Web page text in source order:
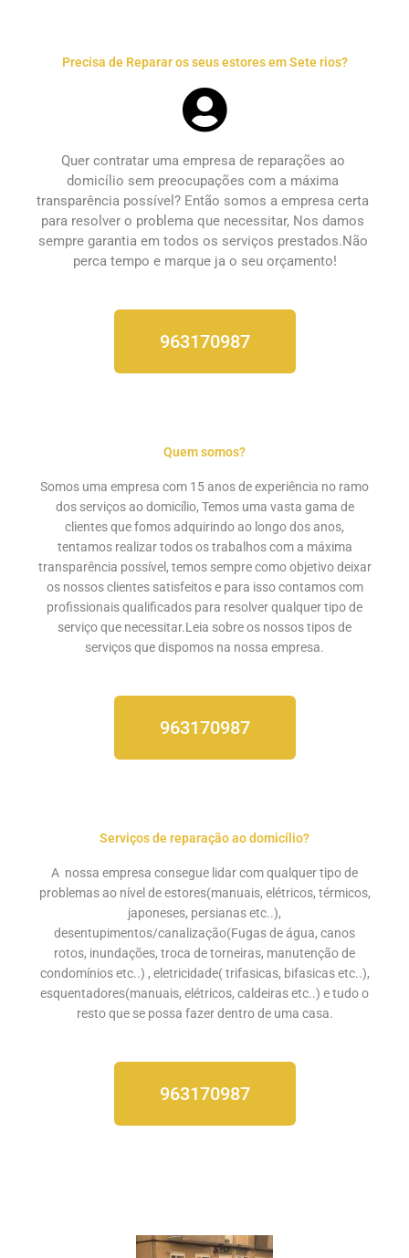
Precisa de Reparar os seus estores em Sete rios?
Quer contratar uma empresa de reparações ao
domicílio sem preocupações com a máxima
transparência possível? Então somos a empresa certa
para resolver o problema que necessitar, Nos damos
sempre garantia em todos os serviços prestados.Não
perca tempo e marque ja o seu orçamento!
963170987
Quem somos?
Somos uma empresa com 15 anos de experiência no ramo
dos serviços ao domicílio, Temos uma vasta gama de
clientes que fomos adquirindo ao longo dos anos,
tentamos realizar todos os trabalhos com a máxima
transparência possível, temos sempre como objetivo deixar
os nossos clientes satisfeitos e para isso contamos com
profissionais qualificados para resolver qualquer tipo de
serviço que necessitar.Leia sobre os nossostipos de
serviçosque dispomos na nossa empresa.
963170987
Serviços de reparação ao domicílio?
A nossa empresa consegue lidar com qualquer tipo de
problemas ao nível de estores(manuais, elétricos, térmicos,
japoneses, persianas etc..),
desentupimentos/canalização(Fugas de água, canos
rotos, inundações, troca de torneiras, manutenção de
condomínios etc..) , eletricidade( trifasicas, bifasicas etc..),
esquentadores(manuais, elétricos, caldeiras etc..) e tudo o
resto que se possa fazer dentro de uma casa.
963170987